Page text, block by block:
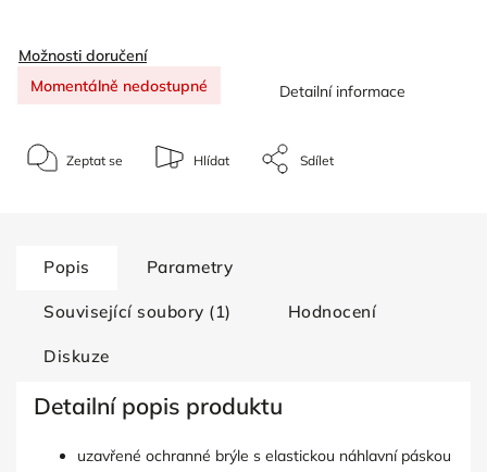
Možnosti doručení
Momentálně nedostupné
Detailní informace
Zeptat se Hlídat Sdílet
Popis Parametry
Související soubory (1) Hodnocení
Diskuze
Detailní popis produktu
uzavřené ochranné brýle s elastickou náhlavní páskou